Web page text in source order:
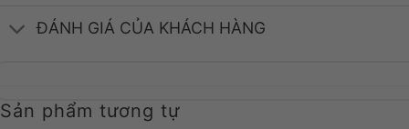
ĐÁNH GIÁ CỦA KHÁCH HÀNG
Sản phẩm tương tự